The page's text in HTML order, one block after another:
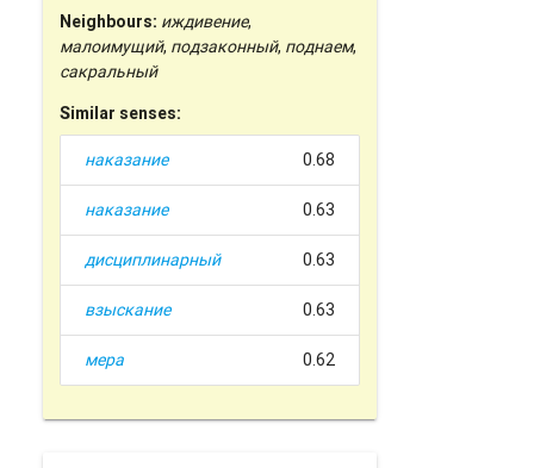
Neighbours: иждивение,
малоимущий, подзаконный, поднаем,
сакральный
Similar senses:
наказание 0.68
наказание 0.63
дисциплинарный 0.63
взыскание 0.63
мера 0.62